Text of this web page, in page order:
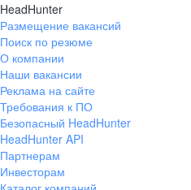
HeadHunter
Размещение вакансий
Поиск по резюме
О компании
Наши вакансии
Реклама на сайте
Требования к ПО
Безопасный HeadHunter
HeadHunter API
Партнерам
Инвесторам